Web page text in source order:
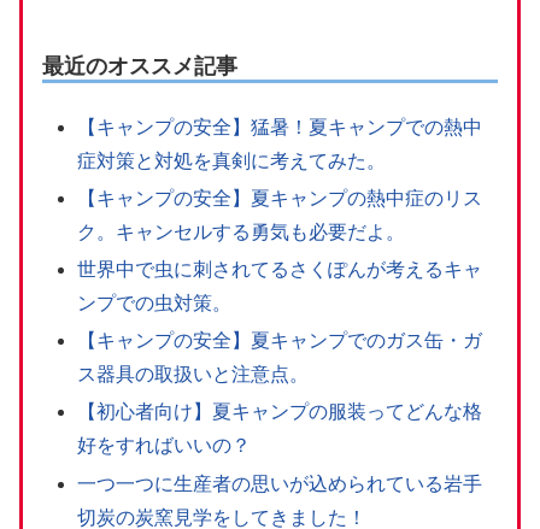
最近のオススメ記事
【キャンプの安全】猛暑！夏キャンプでの熱中
症対策と対処を真剣に考えてみた。
【キャンプの安全】夏キャンプの熱中症のリス
ク。キャンセルする勇気も必要だよ。
世界中で虫に刺されてるさくぽんが考えるキャ
ンプでの虫対策。
【キャンプの安全】夏キャンプでのガス缶・ガ
ス器具の取扱いと注意点。
【初心者向け】夏キャンプの服装ってどんな格
好をすればいいの？
一つ一つに生産者の思いが込められている岩手
切炭の炭窯見学をしてきました！